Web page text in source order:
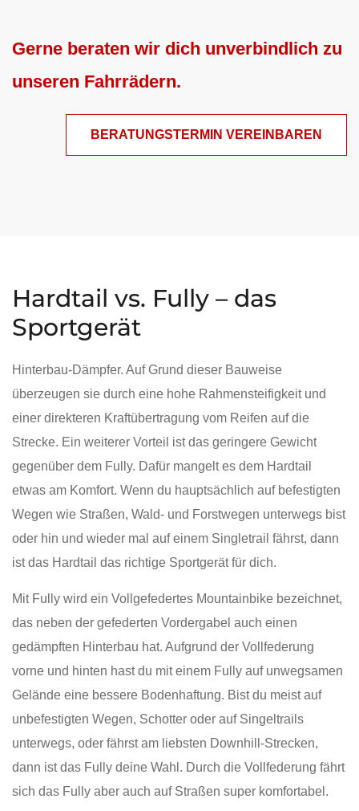
Gerne beraten wir dich unverbindlich zu
unseren Fahrrädern.
BERATUNGSTERMIN VEREINBAREN
Hardtail vs. Fully – das
Sportgerät
Hinterbau-Dämpfer. Auf Grund dieser Bauweise
überzeugen sie durch eine hohe Rahmensteifigkeit und
einer direkteren Kraftübertragung vom Reifen auf die
Strecke. Ein weiterer Vorteil ist das geringere Gewicht
gegenüber dem Fully. Dafür mangelt es dem Hardtail
etwas am Komfort. Wenn du hauptsächlich auf befestigten
Wegen wie Straßen, Wald- und Forstwegen unterwegs bist
oder hin und wieder mal auf einem Singletrail fährst, dann
ist das Hardtail das richtige Sportgerät für dich.
Mit Fully wird ein Vollgefedertes Mountainbike bezeichnet,
das neben der gefederten Vordergabel auch einen
gedämpften Hinterbau hat. Aufgrund der Vollfederung
vorne und hinten hast du mit einem Fully auf unwegsamen
Gelände eine bessere Bodenhaftung. Bist du meist auf
unbefestigten Wegen, Schotter oder auf Singeltrails
unterwegs, oder fährst am liebsten Downhill-Strecken,
dann ist das Fully deine Wahl. Durch die Vollfederung fährt
sich das Fully aber auch auf Straßen super komfortabel.